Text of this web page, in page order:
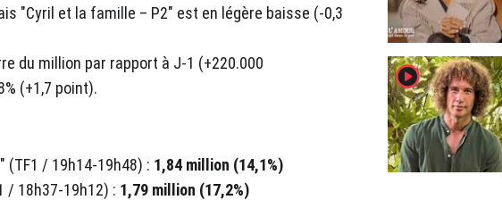
"Cyril et la famille – P2" est en légère baisse (-0,3
du million par rapport à J-1 (+220.000
(+1,7 point).
(TF1 / 19h14-19h48) : 1,84 million (14,1%)
/ 18h37-19h12) : 1,79 million (17,2%)
player2